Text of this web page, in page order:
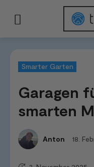
Smarter Garten
Garagen
smarten
Anton 18.